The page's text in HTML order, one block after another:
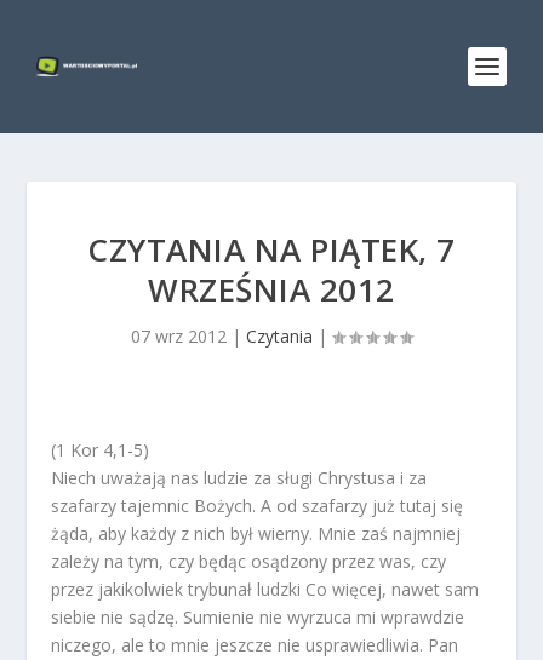
CZYTANIA NA PIĄTEK, 7
WRZEŚNIA 2012
07 wrz 2012 | Czytania |
(1 Kor 4,1-5)
Niech uważają nas ludzie za sługi Chrystusa i za
szafarzy tajemnic Bożych. A od szafarzy już tutaj się
żąda, aby każdy z nich był wierny. Mnie zaś najmniej
zależy na tym, czy będąc osądzony przez was, czy
przez jakikolwiek trybunał ludzki Co więcej, nawet sam
siebie nie sądzę. Sumienie nie wyrzuca mi wprawdzie
niczego, ale to mnie jeszcze nie usprawiedliwia. Pan